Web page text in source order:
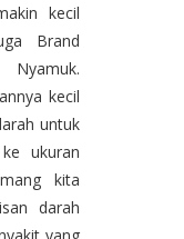
kecil
Brand
kecil
untuk
ukuran
kita
darah
yang